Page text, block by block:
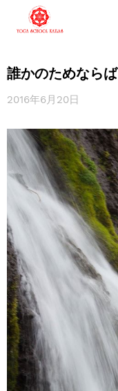
誰かのためならば
2016年6月20日